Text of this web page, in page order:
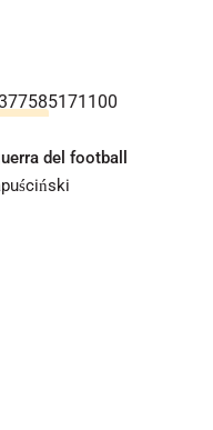
guerra del
football
del football